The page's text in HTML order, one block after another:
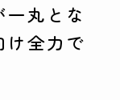
丸とな
け全力で